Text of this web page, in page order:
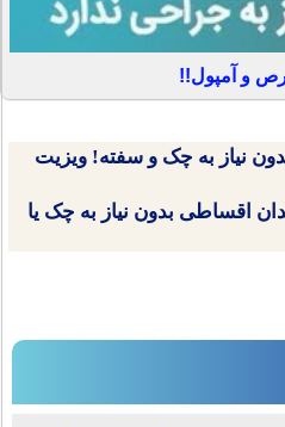
و آمپول!!
نیاز به چک و سفته! ویزیت
اقساطی بدون نیاز به چک یا